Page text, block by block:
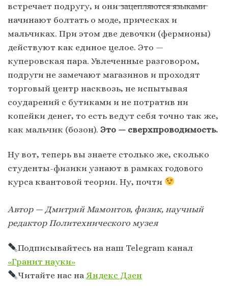
встречает подругу, и они ̶з̶а̶ц̶е̶п̶л̶я̶ю̶т̶с̶я̶ ̶я̶з̶ы̶к̶а̶м̶и̶
начинают болтать о моде, прическах и
мальчиках. При этом две девочки (фермионы)
действуют как единое целое. Это —
куперовская пара. Увлеченные разговором,
подруги не замечают магазинов и проходят
торговый центр насквозь, не испытывая
соударений с бутиками и не потратив ни
копейки денег, то есть ведут себя точно так же,
как мальчик (бозон). Это — сверхпроводимость.
Ну вот, теперь вы знаете столько же, сколько
студенты-физики узнают в рамках годового
курса квантовой теории. Ну, почти
Автор — Дмитрий Мамонтов, физик, научный
редактор Политехнического музея
Подписывайтесь на наш Telegram канал
«Гранит науки»
Читайте нас наЯндекс Дзен